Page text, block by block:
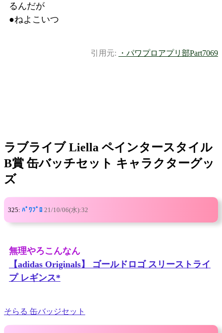
るんだが
●ねよこいつ
引用元: ・パワプロアプリ部Part7069
ラブライブ Liella ペインタースタイル
B賞 缶バッチセット キャラクターグッ
ズ
325: ﾊﾟﾜﾌﾟﾛ 21/10/06(水):32
無理やろこんなん
【adidas Originals】 ゴールドロゴ スリーストライ
プ レギンス*
そらる 缶バッジセット